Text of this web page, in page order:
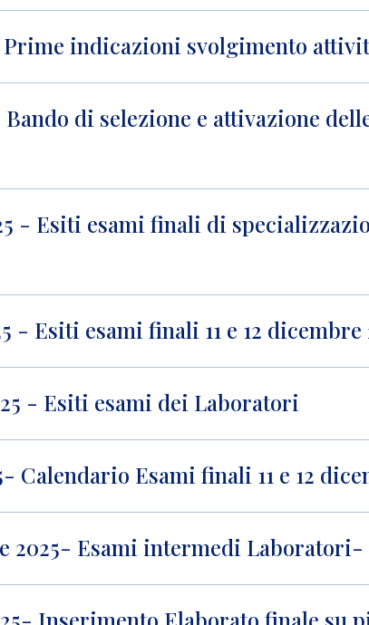
Prime indicazioni svolgimento
di selezione e attivazione
- Esiti esami finali di
- Esiti esami finali 11 e 12 dicembre
- Esiti esami dei Laboratori
Calendario Esami finali 11 e 12
2025- Esami intermedi